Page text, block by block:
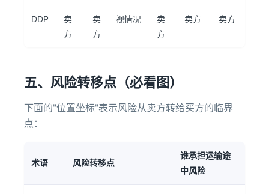
DDP
卖
方
卖
方
视情况
卖
方
卖方 卖方
五、风险转移点（必看图）
下面的"位置坐标"表示风险从卖方转给买方的临界
点：
术语 风险转移点
谁承担运输途
中风险